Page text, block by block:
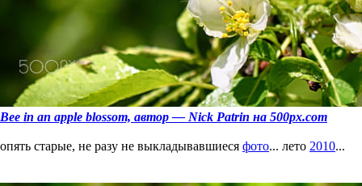
Bee in an apple blossom, автор — Nick Patrin на 500px.com
опять старые, не разу не выкладывавшиеся фото... лето 2010...